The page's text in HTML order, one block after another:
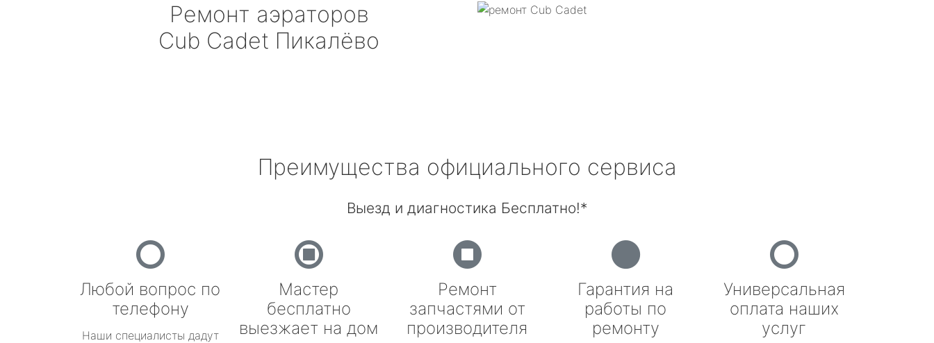
Ремонт аэраторов
Cub Cadet Пикалёво
Преимущества официального сервиса
Выезд и диагностика Бесплатно!*
Любой вопрос по
телефону
Наши специалисты дадут
Мастер
бесплатно
выезжает на дом
Ремонт
запчастями от
производителя
Гарантия на
работы по
ремонту
Универсальная
оплата наших
услуг